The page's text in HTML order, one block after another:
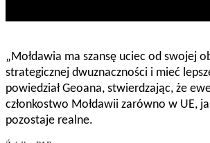
„Mołdawia ma szansę uciec od swojej
strategicznej dwuznaczności i mieć
powiedział Geoana, stwierdzając, że
członkostwo Mołdawii zarówno w UE,
pozostaje realne.